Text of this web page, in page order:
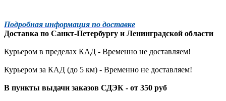
Подробная информация по доставке
Доставка по Санкт-Петербургу и Ленинградской области
Курьером в пределах КАД - Временно не доставляем!
Курьером за КАД (до 5 км) - Временно не доставляем!
В пункты выдачи заказов СДЭК - от 350 руб